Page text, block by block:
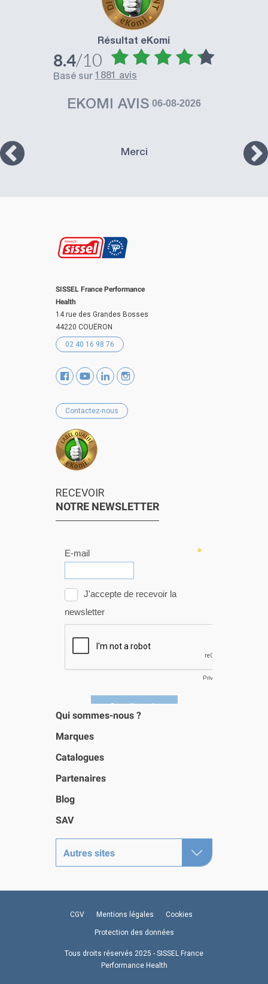
Résultat eKomi
8.4/10
basé sur 1881 avis
EKOMI AVIS 06-08-2026
Merci
SISSEL France Performance
Health
14 rue des Grandes Bosses
44220 COUËRON
02 40 16 98 76
Contactez-nous
RECEVOIR
NOTRE NEWSLETTER
Qui sommes-nous ?
Marques
Catalogues
Partenaires
Blog
SAV
Autres sites
CGV Mentions légales Cookies
Protection des données
Tous droits réservés 2025 - SISSEL France
Performance Health